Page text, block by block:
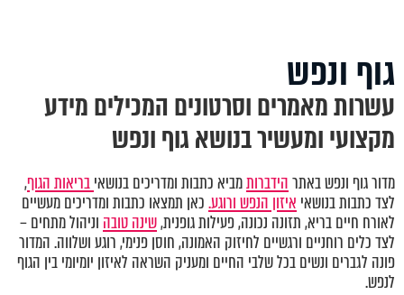
גוף ונפש
עשרות מאמרים וסרטונים המכילים מידע
מקצועי ומעשיר בנושא גוף ונפש
מדור גוף ונפש באתרהידברותמביא כתבות ומדריכים בנושאיבריאות הגוף,
לצד כתבות בנושאי איזון הנפש ורוגע.כאן תמצאו כתבות ומדריכים מעשיים
לאורח חיים בריא, תזונה נכונה, פעילות גופנית,שינה טובה וניהול מתחים –
לצד כלים רוחניים ורגשיים לחיזוק האמונה, חוסן פנימי, רוגע ושלווה. המדור
פונה לגברים ונשים בכל שלבי החיים ומעניק השראה לאיזון יומיומי בין הגוף
לנפש.